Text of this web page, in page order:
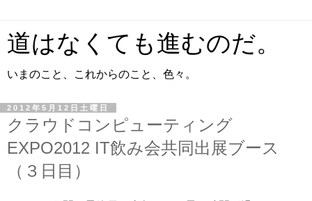
道はなくても進むのだ。
いまのこと、これからのこと、色々。
2012年5月12日土曜日
クラウドコンピューティング
EXPO2012 IT飲み会共同出展ブース
（３日目）